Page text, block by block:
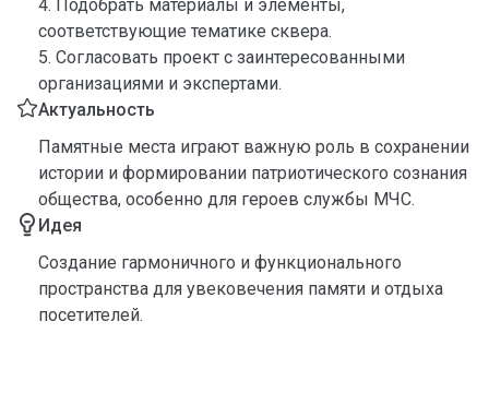
4. Подобрать материалы и элементы,
соответствующие тематике сквера.
5. Согласовать проект с заинтересованными
организациями и экспертами.
Актуальность
Памятные места играют важную роль в сохранении
истории и формировании патриотического сознания
общества, особенно для героев службы МЧС.
Идея
Создание гармоничного и функционального
пространства для увековечения памяти и отдыха
посетителей.